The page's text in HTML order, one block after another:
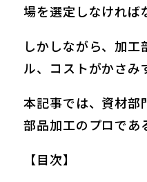
場を選定しなければ
しかしながら、加
ル、コストがかさみ
本記事では、資材部
部品加工のプロであ
【目次】